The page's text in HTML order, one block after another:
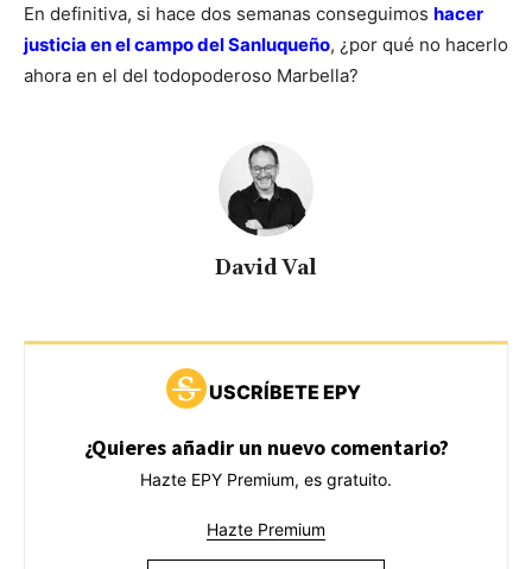
En definitiva, si hace dos semanas conseguimos hacer
justicia en el campo del Sanluqueño, ¿por qué no hacerlo
ahora en el del todopoderoso Marbella?
David Val
USCRÍBETE EPY
¿Quieres añadir un nuevo comentario?
Hazte EPY Premium, es gratuito.
Hazte Premium